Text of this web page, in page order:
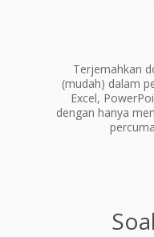
Terjemahkan
(mudah) dalam
Excel,
dengan hanya